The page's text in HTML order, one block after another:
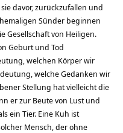
davor, zurückzufallen und
Sünder beginnen
Gesellschaft von Heiligen.
Geburt und Tod
welchen Körper wir
welche Gedanken wir
Stellung hat vielleicht die
er zur Beute von Lust und
ein Tier. Eine Kuh ist
Mensch, der ohne